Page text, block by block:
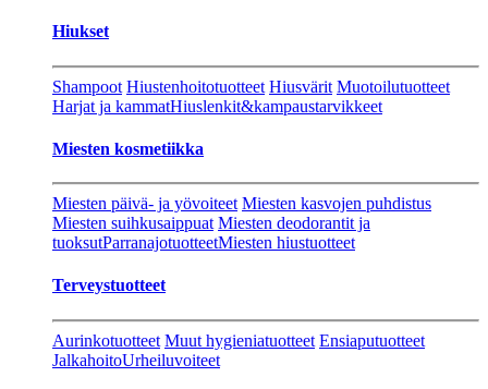
Hiukset
Shampoot Hiustenhoitotuotteet Hiusvärit Muotoilutuotteet
Harjat ja kammatHiuslenkit&kampaustarvikkeet
Miesten kosmetiikka
Miesten päivä- ja yövoiteet Miesten kasvojen puhdistus
Miesten suihkusaippuat Miesten deodorantit ja
tuoksutParranajotuotteetMiesten hiustuotteet
Terveystuotteet
Aurinkotuotteet Muut hygieniatuotteet Ensiaputuotteet
JalkahoitoUrheiluvoiteet